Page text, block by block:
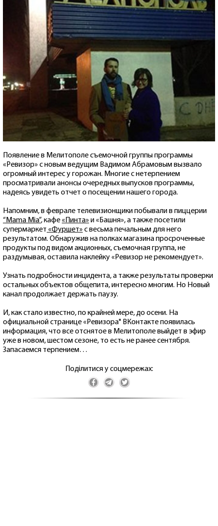
Появление в Мелитополе съемочной группы программы
«Ревизор» с новым ведущим Вадимом Абрамовым вызвало
огромный интерес у горожан. Многие с нетерпением
просматривали анонсы очередных выпусков программы,
надеясь увидеть отчет о посещении нашего города.
Напомним, в феврале телевизионщики побывали в пиццерии
“Mama Mia”, кафе«Пинта» и «Башня», а также посетили
супермаркет «Фуршет» с весьма печальным для него
результатом. Обнаружив на полках магазина просроченные
продукты под видом акционных, съемочная группа, не
раздумывая, оставила наклейку «Ревизор не рекомендует».
Узнать подробности инцидента, а также результаты проверки
остальных объектов общепита, интересно многим. Но Новый
канал продолжает держать паузу.
И, как стало известно, по крайней мере, до осени. На
официальной странице «Ревизора" ВКонтакте появилась
информация, что все отснятое в Мелитополе выйдет в эфир
уже в новом, шестом сезоне, то есть не ранее сентября.
Запасаемся терпением…
Поділитися у соцмережах: